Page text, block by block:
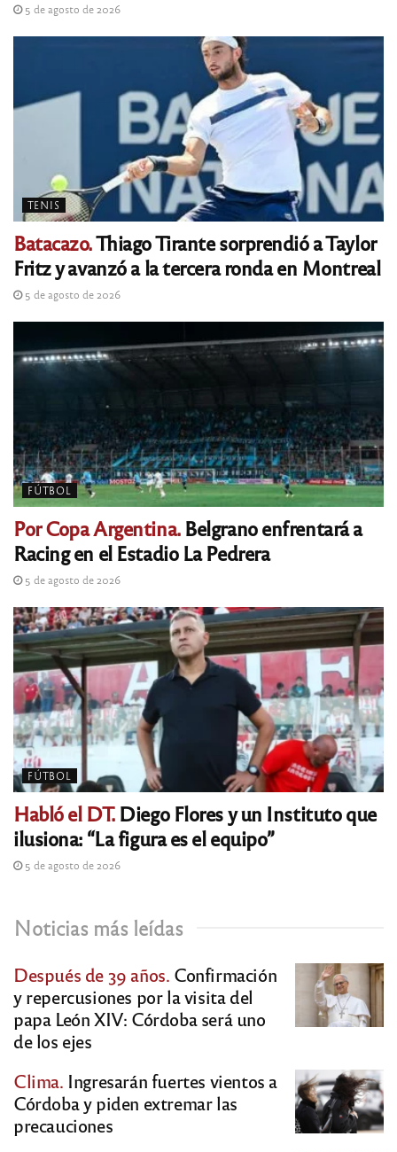
5 de agosto de 2026
TENIS
Batacazo.Thiago Tirante sorprendió a Taylor
Fritz y avanzó a la tercera ronda en Montreal
5 de agosto de 2026
FÚTBOL
Por Copa Argentina.Belgrano enfrentará a
Racing en el Estadio La Pedrera
5 de agosto de 2026
FÚTBOL
Habló el DT.Diego Flores y un Instituto que
ilusiona: “La figura es el equipo”
5 de agosto de 2026
Noticias más leídas
Después de 39 años. Confirmación
y repercusiones por la visita del
papa León XIV: Córdoba será uno
de los ejes
Clima. Ingresarán fuertes vientos a
Córdoba y piden extremar las
precauciones